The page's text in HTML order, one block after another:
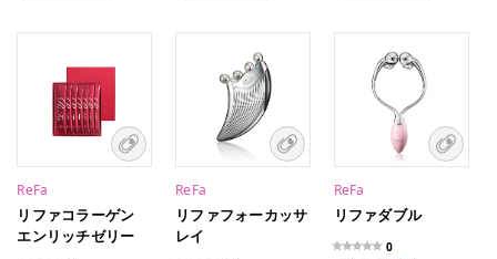
ReFa
リファコラーゲン
エンリッチゼリー
ReFa
リファフォーカッサ
レイ
ReFa
リファダブル
0